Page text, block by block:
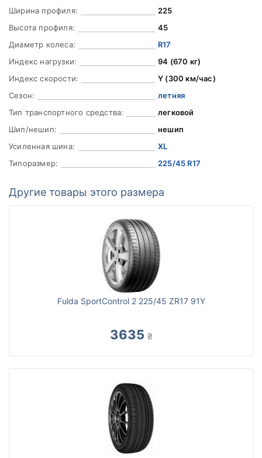
Ширина профиля:
225
Высота профиля:
45
Диаметр колеса:
R17
Индекс нагрузки:
94 (670 кг)
Индекс скорости:
Y (300 км/час)
Сезон:
летняя
Тип транспортного средства:
легковой
Шип/нешип:
нешип
Усиленная шина:
XL
Типоразмер:
225/45 R17
Другие товары этого размера
Fulda SportControl 2 225/45 ZR17 91Y
3635 ₴